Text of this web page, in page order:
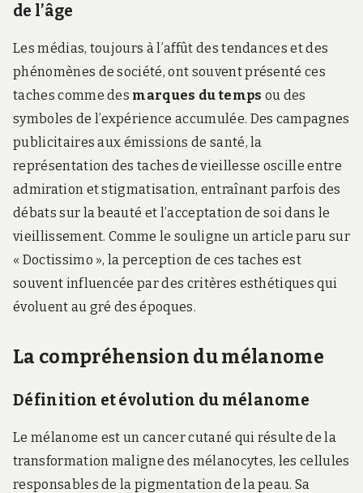
de l’âge
Les médias, toujours à l’affût des tendances et des
phénomènes de société, ont souvent présenté ces
taches comme des marques du temps ou des
symboles de l’expérience accumulée. Des campagnes
publicitaires aux émissions de santé, la
représentation des taches de vieillesse oscille entre
admiration et stigmatisation, entraînant parfois des
débats sur la beauté et l’acceptation de soi dans le
vieillissement. Comme le souligne un article paru sur
« Doctissimo »,la perception de ces taches est
souvent influencée par des critères esthétiques qui
évoluent au gré des époques.
La compréhension du mélanome
Définition et évolution du mélanome
Le mélanome est un cancer cutané qui résulte de la
transformation maligne des mélanocytes, les cellules
responsables de la pigmentation de la peau. Sa